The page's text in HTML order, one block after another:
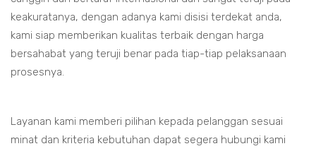
keakuratanya, dengan adanya kami disisi terdekat anda,
kami siap memberikan kualitas terbaik dengan harga
bersahabat yang teruji benar pada tiap-tiap pelaksanaan
prosesnya.
Layanan kami memberi pilihan kepada pelanggan sesuai
minat dan kriteria kebutuhan dapat segera hubungi kami